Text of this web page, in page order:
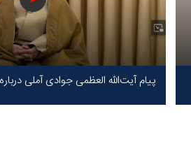
پیام آیت‌الله العظمی جوادی آملی